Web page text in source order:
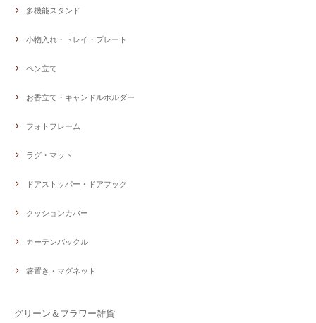
多機能スタンド
小物入れ・トレイ・プレート
ペン立て
お香立て・キャンドルホルダー
フォトフレーム
ラグ・マット
ドアストッパー・ドアフック
クッションカバー
カーテンバックル
箸置き・マグネット
グリーン＆フラワー雑貨